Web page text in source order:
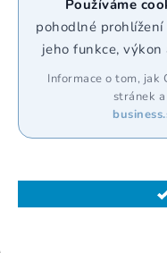
Používáme
pohodlné
jeho funkce,
Informace o tom, jak
stránek
WhatsApp
Vytvořil Shoptet